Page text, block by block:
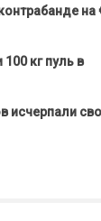
на
кг пуль в
исчерпали